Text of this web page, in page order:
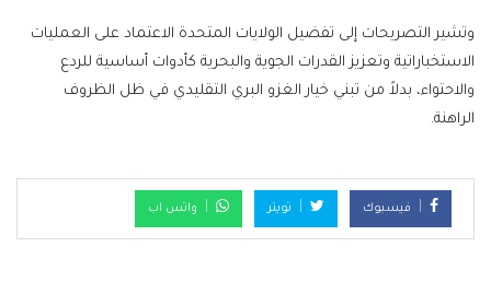
وتشير التصريحات إلى تفضيل الولايات المتحدة الاعتماد على العمليات
الاستخباراتية وتعزيز القدرات الجوية والبحرية كأدوات أساسية للردع
والاحتواء، بدلاً من تبني خيار الغزو البري التقليدي في ظل الظروف
الراهنة.
فيسبوك تويتر واتس اب